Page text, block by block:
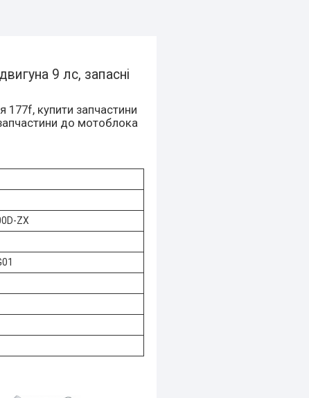
9 лс, запасні
купити запчастини
до мотоблока
ZX